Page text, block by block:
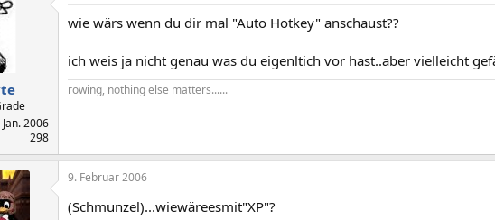
Jan. 2006
298
wie wärs wenn du dir mal "Auto Hotkey" anschaust??
ich weis ja nicht genau was du eigenltich vor hast..aber vielleicht
rowing, nothing else matters......
9. Februar 2006
(Schmunzel)...wiewäreesmit"XP"?